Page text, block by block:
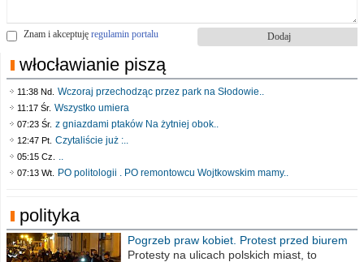
Znam i akceptuję regulamin portalu
włocławianie piszą
11:38 Nd. Wczoraj przechodząc przez park na Słodowie..
11:17 Śr. Wszystko umiera
07:23 Śr. z gniazdami ptaków Na żytniej obok..
12:47 Pt. Czytaliście już :..
05:15 Cz. ..
07:13 Wt. PO politologii . PO remontowcu Wojtkowskim mamy..
polityka
Pogrzeb praw kobiet. Protest przed biurem
poselskim PiS
Protesty na ulicach polskich miast, to